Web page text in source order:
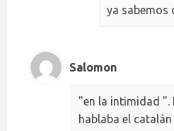
ya sabemos
Salomon
"en la intimidad ".
hablaba el catalán